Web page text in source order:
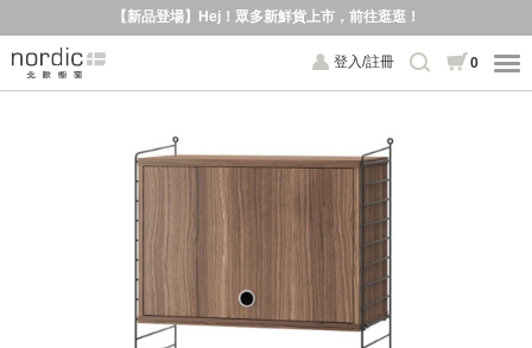
【新品登場】Hej！眾多新鮮貨上市，前往逛逛！
登入/註冊 0